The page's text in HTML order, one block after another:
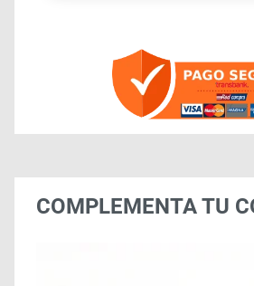
COMPLEMENTA TU